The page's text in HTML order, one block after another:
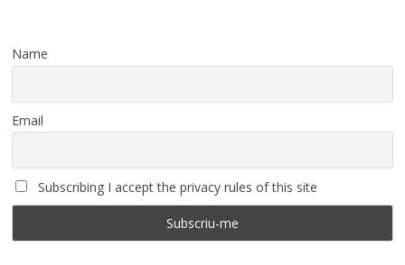
Name
Email
Subscribing I accept the privacy rules of this site